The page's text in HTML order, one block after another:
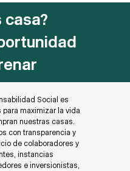
casa?
Social es
maximizar la vida
nuestras casas.
con transparencia y
de colaboradores y
instancias
e inversionistas,